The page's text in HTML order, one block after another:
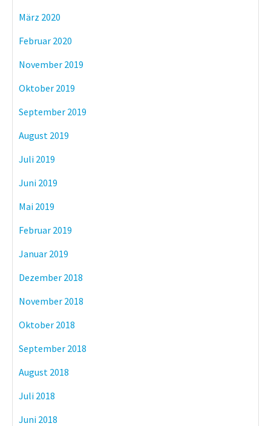
März 2020
Februar 2020
November 2019
Oktober 2019
September 2019
August 2019
Juli 2019
Juni 2019
Mai 2019
Februar 2019
Januar 2019
Dezember 2018
November 2018
Oktober 2018
September 2018
August 2018
Juli 2018
Juni 2018